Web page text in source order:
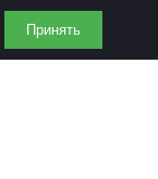
Принять